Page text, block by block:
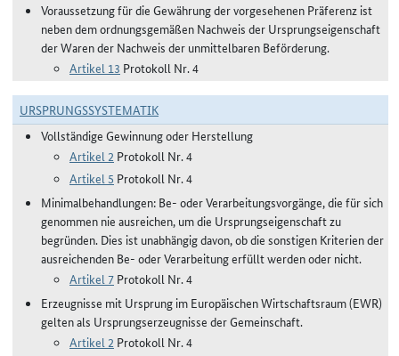
Voraussetzung für die Gewährung der vorgesehenen Präferenz ist
neben dem ordnungsgemäßen Nachweis der Ursprungseigenschaft
der Waren der Nachweis der unmittelbaren Beförderung.
Artikel 13 Protokoll Nr. 4
URSPRUNGSSYSTEMATIK
Vollständige Gewinnung oder Herstellung
Artikel 2 Protokoll Nr. 4
Artikel 5 Protokoll Nr. 4
Minimalbehandlungen: Be- oder Verarbeitungsvorgänge, die für sich
genommen nie ausreichen, um die Ursprungseigenschaft zu
begründen. Dies ist unabhängig davon, ob die sonstigen Kriterien der
ausreichenden Be- oder Verarbeitung erfüllt werden oder nicht.
Artikel 7 Protokoll Nr. 4
Erzeugnisse mit Ursprung im Europäischen Wirtschaftsraum (EWR)
gelten als Ursprungserzeugnisse der Gemeinschaft.
Artikel 2 Protokoll Nr. 4